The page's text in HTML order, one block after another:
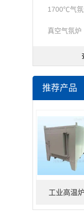
1700℃气氛
真空气氛炉
推荐产品
工业高温炉